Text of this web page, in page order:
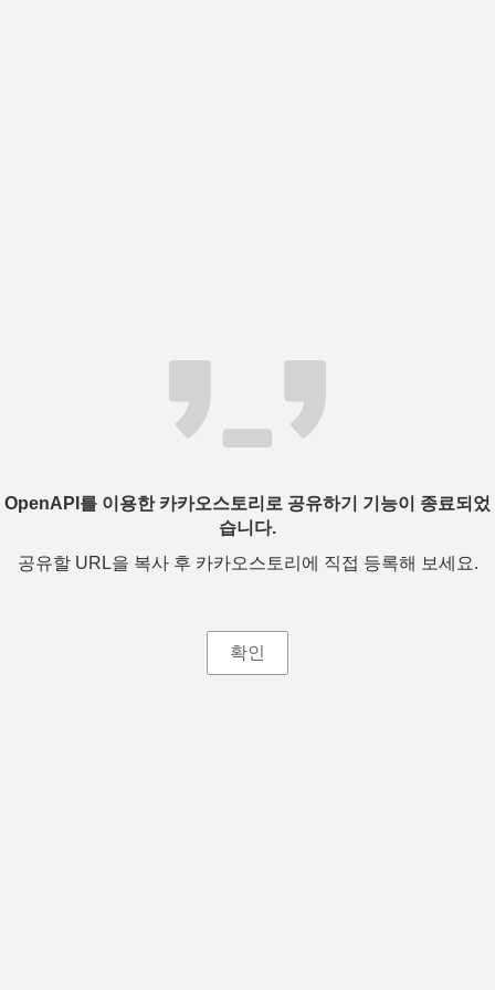
OpenAPI를 이용한 카카오스토리로 공유하기 기능이 종료되었
습니다.
공유할 URL을 복사 후 카카오스토리에 직접 등록해 보세요.
확인